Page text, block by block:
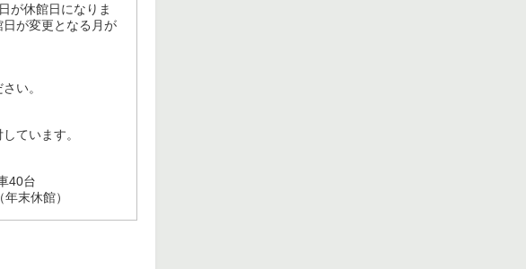
が休館日になりま
が変更となる月が
い。
ています。
40台
末休館）